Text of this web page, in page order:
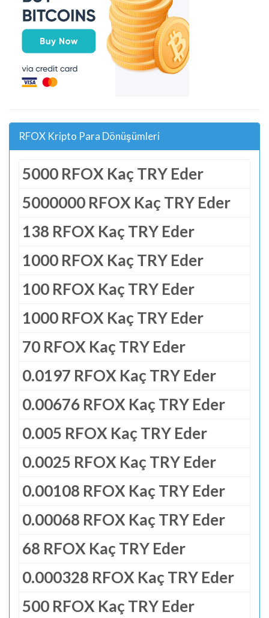
RFOX Kripto Para Dönüşümleri
5000 RFOX Kaç TRY Eder
5000000 RFOX Kaç TRY Eder
138 RFOX Kaç TRY Eder
1000 RFOX Kaç TRY Eder
100 RFOX Kaç TRY Eder
1000 RFOX Kaç TRY Eder
70 RFOX Kaç TRY Eder
0.0197 RFOX Kaç TRY Eder
0.00676 RFOX Kaç TRY Eder
0.005 RFOX Kaç TRY Eder
0.0025 RFOX Kaç TRY Eder
0.00108 RFOX Kaç TRY Eder
0.00068 RFOX Kaç TRY Eder
68 RFOX Kaç TRY Eder
0.000328 RFOX Kaç TRY Eder
500 RFOX Kaç TRY Eder